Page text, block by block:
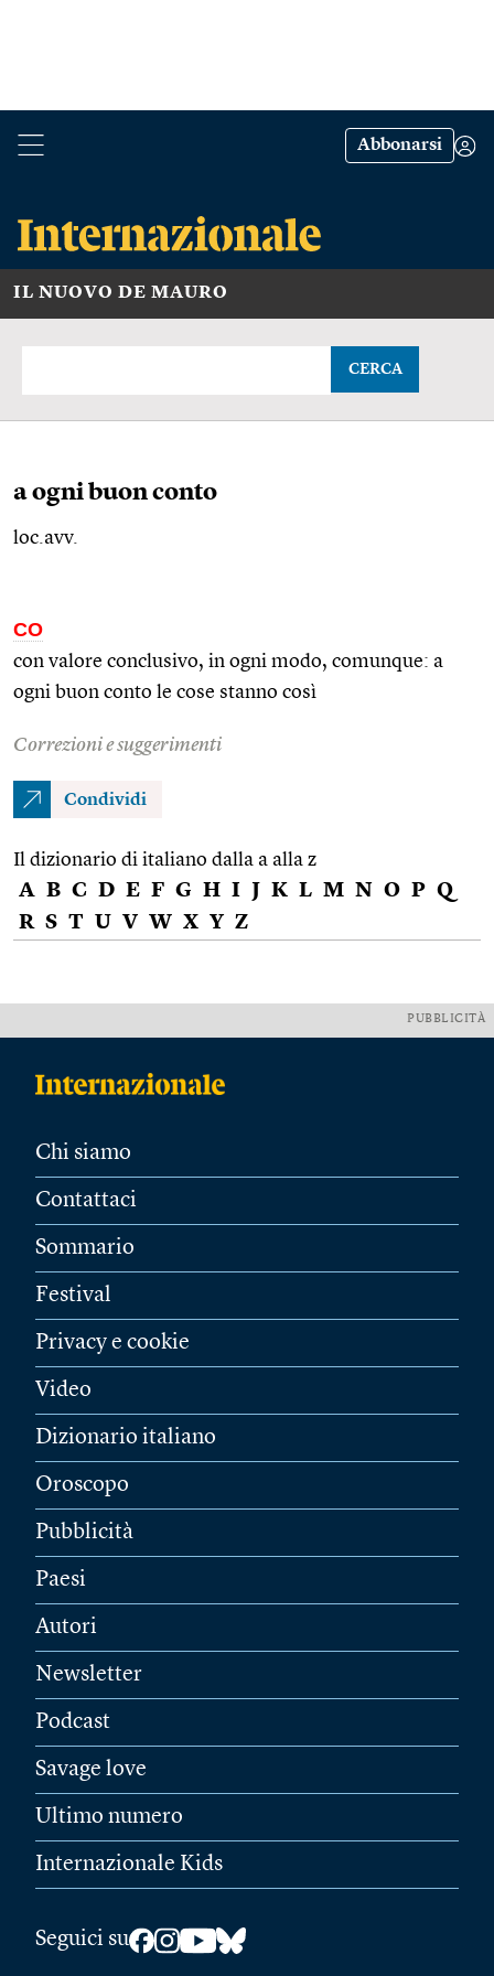
Abbonarsi
IL NUOVO DE MAURO
CERCA
a ogni buon conto
loc.avv.
CO
con valore conclusivo, in ogni modo, comunque: a
ogni buon conto le cose stanno così
Correzioni e suggerimenti
Condividi
Il dizionario di italiano dalla a alla z
A B C D E F G H I J K L M N O P Q
R S T U V W X Y Z
PUBBLICITÀ
Chi siamo
Contattaci
Sommario
Festival
Privacy e cookie
Video
Dizionario italiano
Oroscopo
Pubblicità
Paesi
Autori
Newsletter
Podcast
Savage love
Ultimo numero
Internazionale Kids
Seguici su